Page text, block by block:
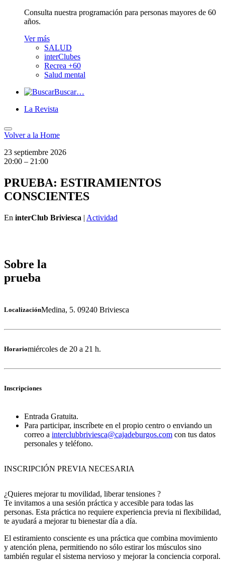
Consulta nuestra programación para personas mayores de 60
años.
Ver más
SALUD
interClubes
Recrea +60
Salud mental
Buscar…
La Revista
Volver a la Home
23 septiembre 2026
20:00 – 21:00
PRUEBA: ESTIRAMIENTOS
CONSCIENTES
En interClub Briviesca | Actividad
Sobre la
prueba
LocalizaciónMedina, 5. 09240 Briviesca
Horariomiércoles de 20 a 21 h.
Inscripciones
Entrada Gratuita.
Para participar, inscríbete en el propio centro o enviando un
correo a interclubbriviesca@cajadeburgos.com con tus datos
personales y teléfono.
INSCRIPCIÓN PREVIA NECESARIA
¿Quieres mejorar tu movilidad, liberar tensiones ?
Te invitamos a una sesión práctica y accesible para todas las
personas. Esta práctica no requiere experiencia previa ni flexibilidad,
te ayudará a mejorar tu bienestar día a día.
El estiramiento consciente es una práctica que combina movimiento
y atención plena, permitiendo no sólo estirar los músculos sino
también regular el sistema nervioso y mejorar la conciencia corporal.